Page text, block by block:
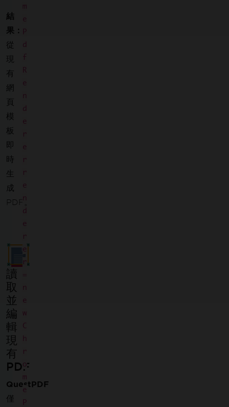
m
e
P
d
f
R
e
n
d
e
r
e
r
r
e
n
d
e
r
e
r
=
n
e
w
C
h
r
o
m
e
P
結
果：
從
現
有
網
頁
模
板
即
時
生
成
PDF。
讀
取
並
編
輯
現
有
PDF
QuestPDF
僅